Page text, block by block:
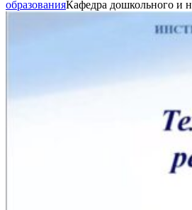
образованияКафедра дошкольного и